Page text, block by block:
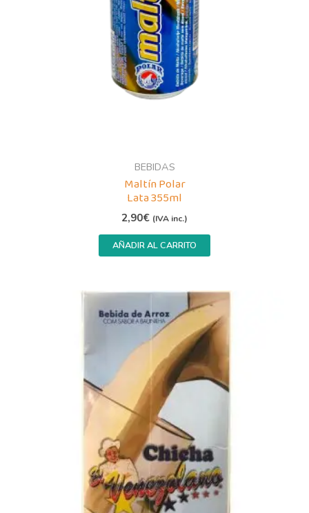
BEBIDAS
Maltín Polar
Lata 355ml
2,90€ (IVA inc.)
AÑADIR AL CARRITO